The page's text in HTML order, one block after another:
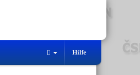
Hilfe